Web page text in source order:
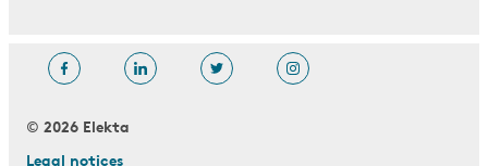
© 2026 Elekta
Legal notices